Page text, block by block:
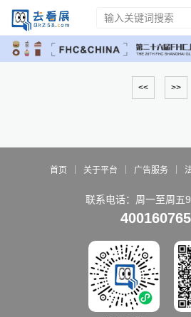
<< >>
首页 关于平台 广告服务
联系电话：周一至周五